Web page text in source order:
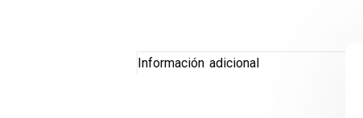
Información adicional